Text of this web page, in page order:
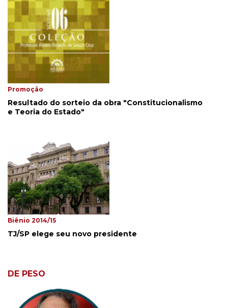
Promoção
Resultado do sorteio da obra "Constitucionalismo
e Teoria do Estado"
Biênio 2014/15
TJ/SP elege seu novo presidente
DE PESO